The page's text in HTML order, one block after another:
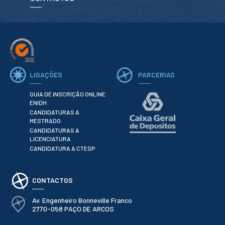
bibliografias
Eletrónicos
Catálogo ENIDH
Revistas
Científicas e
Técnicas
Outros Recursos
Sugestões e
Reclamações
PROJETOS
Centros da ENIDH
Investigação e
Projetos I&D
Projetos de
Financiamento
Projetos
Pedagógicos
LIGAÇÕES
GUIA DE INSCRIÇÃO ONLINE
ENIDH
CANDIDATURAS A
MESTRADO
CANDIDATURAS A
LICENCIATURA
CANDIDATURA A CTESP
PARCERIAS
CONTACTOS
Av. Engenheiro Bonneville Franco
2770-058 PAÇO DE ARCOS